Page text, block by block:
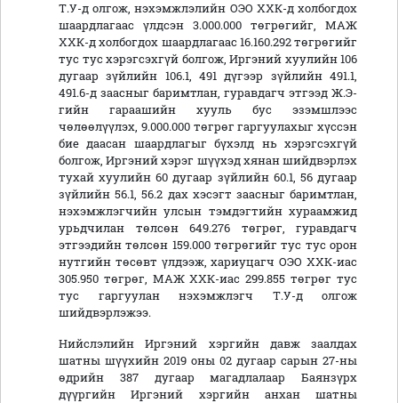
Т.У-д олгож, нэхэмжлэлийн ОЭО ХХК-д холбогдох
шаардлагаас үлдсэн 3.000.000 төгрөгийг, МАЖ
ХХК-д холбогдох шаардлагаас 16.160.292 төгрөгийг
тус тус хэрэгсэхгүй болгож, Иргэний хуулийн 106
дугаар зүйлийн 106.1, 491 дүгээр зүйлийн 491.1,
491.6-д заасныг баримтлан, гуравдагч этгээд Ж.Э-
гийн гараашийн хууль бус эзэмшлээс
чөлөөлүүлэх, 9.000.000 төгрөг гаргуулахыг хүссэн
бие даасан шаардлагыг бүхэлд нь хэрэгсэхгүй
болгож, Иргэний хэрэг шүүхэд хянан шийдвэрлэх
тухай хуулийн 60 дугаар зүйлийн 60.1, 56 дугаар
зүйлийн 56.1, 56.2 дах хэсэгт заасныг баримтлан,
нэхэмжлэгчийн улсын тэмдэгтийн хураамжид
урьдчилан төлсөн 649.276 төгрөг, гуравдагч
этгээдийн төлсөн 159.000 төгрөгийг тус тус орон
нутгийн төсөвт үлдээж, хариуцагч ОЭО ХХК-иас
305.950 төгрөг, МАЖ ХХК-иас 299.855 төгрөг тус
тус гаргуулан нэхэмжлэгч Т.У-д олгож
шийдвэрлэжээ.
Нийслэлийн Иргэний хэргийн давж заалдах
шатны шүүхийн 2019 оны 02 дугаар сарын 27-ны
өдрийн 387 дугаар магадлалаар Баянзүрх
дүүргийн Иргэний хэргийн анхан шатны